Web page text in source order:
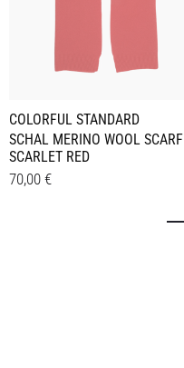
COLORFUL STANDARD
SCHAL MERINO WOOL SCARF
SCARLET RED
70,00 €